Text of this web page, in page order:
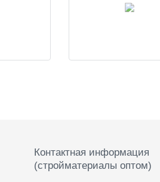
Контактная информация
(стройматериалы оптом)